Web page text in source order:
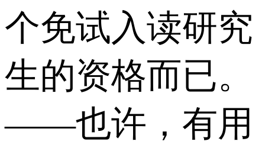
个免试入读研究
生的资格而已。
——也许，有用